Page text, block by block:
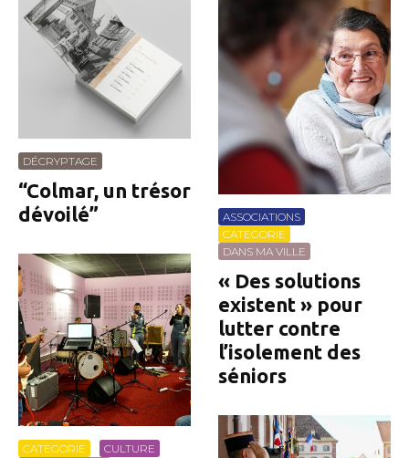
DÉCRYPTAGE
“Colmar, un trésor
dévoilé”
CATEGORIE
CULTURE
ASSOCIATIONS
CATEGORIE
DANS MA VILLE
« Des solutions
existent » pour
lutter contre
l’isolement des
séniors